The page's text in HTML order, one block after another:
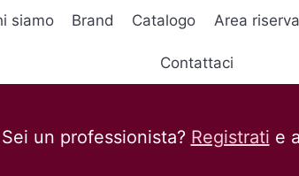
siamo Brand Catalogo Area
Contattaci
Sei un professionista? Registrati e